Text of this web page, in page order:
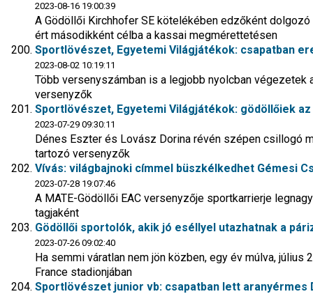
2023-08-16 19:00:39
A Gödöllői Kirchhofer SE kötelékében edzőként
ért másodikként célba a kassai megmérettetésen
Sportlövészet, Egyetemi Világjátékok: csapatban
2023-08-02 10:19:11
Több versenyszámban is a legjobb nyolcban
versenyzők
Sportlövészet, Egyetemi Világjátékok: gödöllőiek
2023-07-29 09:30:11
Dénes Eszter és Lovász Dorina révén szépen csillogó
tartozó versenyzők
Vívás: világbajnoki címmel büszkélkedhet Gémesi
2023-07-28 19:07:46
A MATE-Gödöllői EAC versenyzője sportkarrierje
tagjaként
Gödöllői sportolók, akik jó eséllyel utazhatnak a
2023-07-26 09:02:40
Ha semmi váratlan nem jön közben, egy év múlva,
France stadionjában
Sportlövészet junior vb: csapatban lett aranyérmes